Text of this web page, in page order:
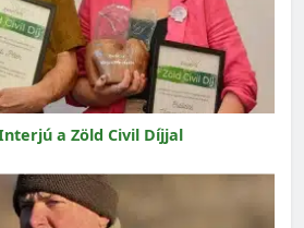
a Zöld Civil Díjjal